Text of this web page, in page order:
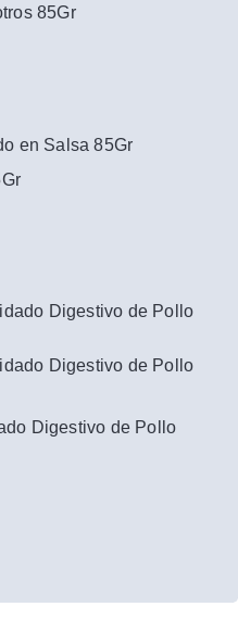
85Gr
Digestivo de Pollo